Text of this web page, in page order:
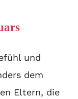
und
dem
Eltern, die